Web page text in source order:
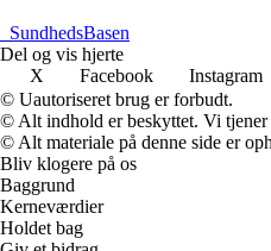
SundhedsBasen
Del og vis hjerte
X
Facebook Instagram
© Uautoriseret brug er forbudt.
© Alt indhold er beskyttet. Vi tjener
© Alt materiale på denne side er
Bliv klogere på os
Baggrund
Kerneværdier
Holdet bag